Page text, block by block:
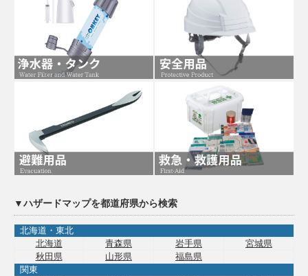
▼ハザードマップを都道府県から検索
北海道・東北
北海道
青森県 岩手県
宮城県
秋田県
山形県
福島県
関東